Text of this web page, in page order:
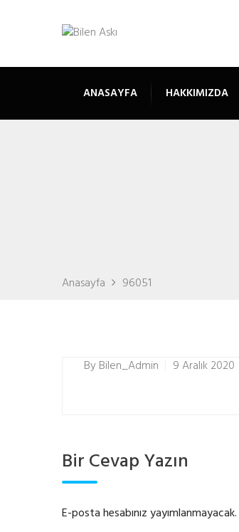
ANASAYFA HAKKIMIZDA
Anasayfa 96051
ByBilen_Admin 9 Aralık 2020
Bir Cevap Yazın
E-posta hesabınız yayımlanmayacak.